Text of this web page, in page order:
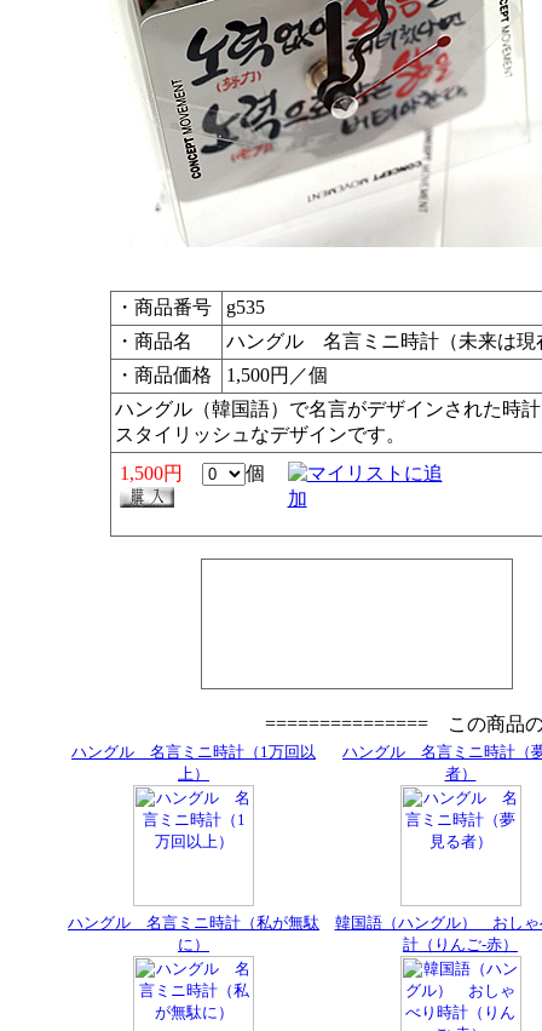
・商品番号
g535
・商品名
ハングル 名言ミニ時計（未来は現
・商品価格
1,500円／個
ハングル（韓国語）で名言がデザインされた時
スタイリッシュなデザインです。
1,500円
個
=============== この商品
ハングル 名言ミニ時計（1万回以
上）
ハングル 名言ミニ時計（
者）
ハングル 名言ミニ時計（私が無駄
に）
韓国語（ハングル） おしゃ
計（りんご-赤）